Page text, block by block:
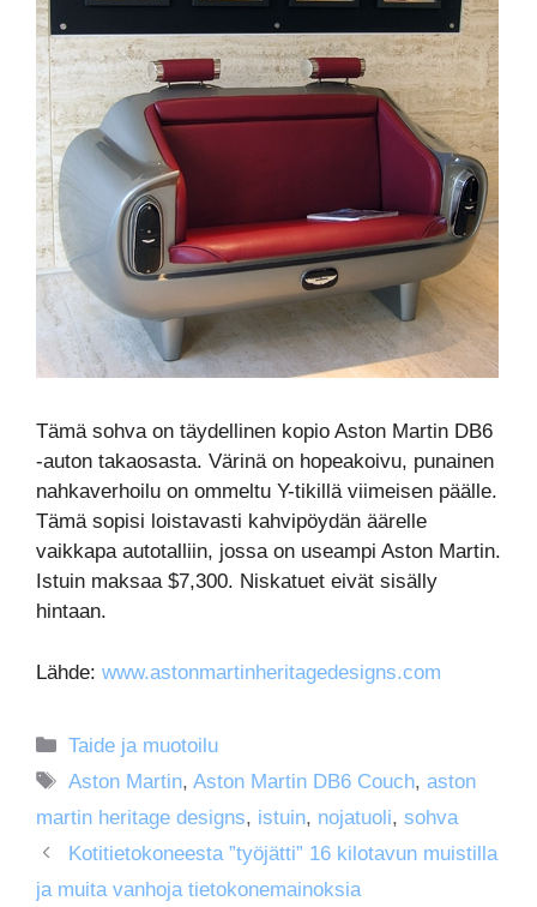
Tämä sohva on täydellinen kopio Aston Martin DB6
-auton takaosasta. Värinä on hopeakoivu, punainen
nahkaverhoilu on ommeltu Y-tikillä viimeisen päälle.
Tämä sopisi loistavasti kahvipöydän äärelle
vaikkapa autotalliin, jossa on useampi Aston Martin.
Istuin maksaa $7,300. Niskatuet eivät sisälly
hintaan.
Lähde: www.astonmartinheritagedesigns.com
Kategoriat
Taide ja muotoilu
Avainsanat
Aston Martin,Aston Martin DB6 Couch,aston
martin heritage designs, istuin, nojatuoli, sohva
Kotitietokoneesta ”työjätti” 16 kilotavun muistilla
ja muita vanhoja tietokonemainoksia